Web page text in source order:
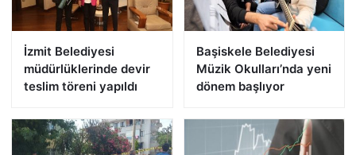
İzmit Belediyesi
müdürlüklerinde devir
teslim töreni yapıldı
Başiskele Belediyesi
Müzik Okulları’nda yeni
dönem başlıyor